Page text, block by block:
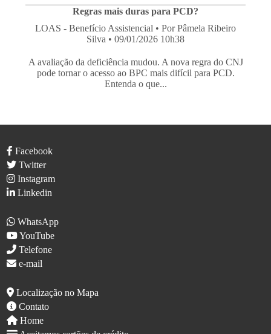
Regras mais duras para PCD?
LOAS - Benefício Assistencial • Por Pâmela Ribeiro
Silva • 09/01/2026 10h38
A avaliação da deficiência mudou. A nova regra do CNJ
pode tornar o acesso ao BPC mais difícil para PCD.
Entenda o que...
Facebook
Twitter
Instagram
Linkedin
WhatsApp
YouTube
Telefone
e-mail
Localização no Mapa
Contato
Home